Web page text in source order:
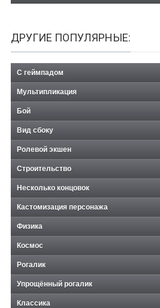
ДРУГИЕ ПОПУЛЯРНЫЕ:
С геймпадом
Мультипликация
Бой
Вид сбоку
Ролевой экшен
Строительство
Несколько концовок
Кастомизация персонажа
Физика
Космос
Рогалик
Упрощённый рогалик
Классика